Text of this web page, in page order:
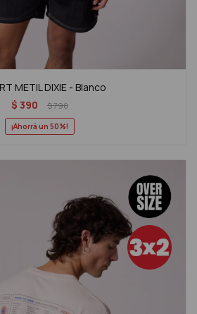
METIL DIXIE - Blanco
$ 390 $790
50